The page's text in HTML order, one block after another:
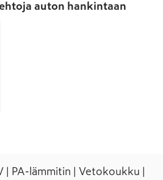
auton hankintaan
| PA-lämmitin | Vetokoukku |